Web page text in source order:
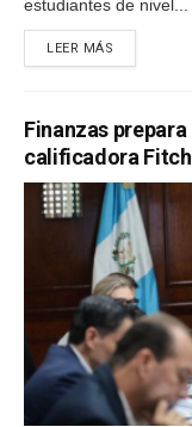
estudiantes de nivel...
LEER MÁS
Finanzas
calificadora